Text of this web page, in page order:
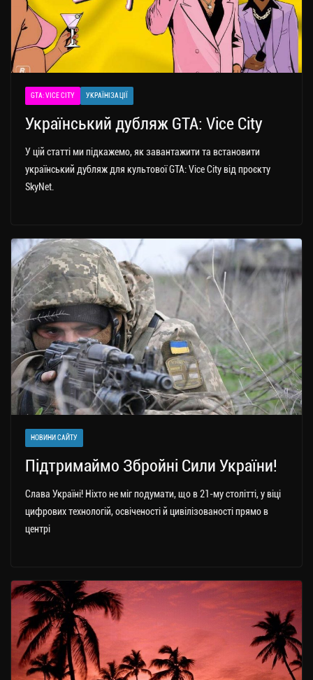
GTA: VICE CITY УКРАЇНІЗАЦІЇ
Український дубляж GTA: Vice City
У цій статті ми підкажемо, як завантажити та встановити
український дубляж для культової GTA: Vice City від проєкту
SkyNet.
НОВИНИ САЙТУ
Підтримаймо Збройні Сили України!
Слава Україні! Ніхто не міг подумати, що в 21-му столітті, у віці
цифрових технологій, освіченості й цивілізованості прямо в
центрі